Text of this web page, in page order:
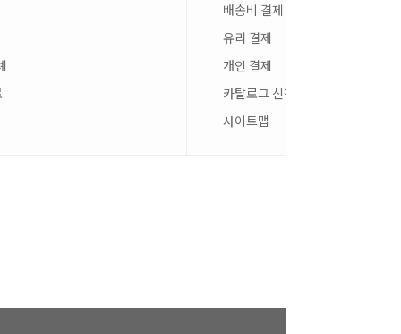
배송비 결제
유리 결제
개인 결제
카탈로그 신청
사이트맵